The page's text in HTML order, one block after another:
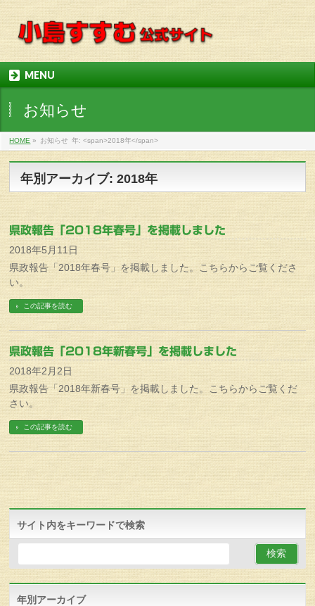
MENU
お知らせ
HOME » お知らせ 年: <span>2018年</span>
年別アーカイブ: 2018年
県政報告「2018年春号」を掲載しました
2018年5月11日
県政報告「2018年春号」を掲載しました。こちらからご覧くださ
い。
この記事を読む
県政報告「2018年新春号」を掲載しました
2018年2月2日
県政報告「2018年新春号」を掲載しました。こちらからご覧くだ
さい。
この記事を読む
サイト内をキーワードで検索
年別アーカイブ